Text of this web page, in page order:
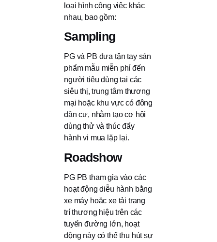
loại hình công việc khác
nhau, bao gồm:
Sampling
PG và PB đưa tận tay sản
phẩm mẫu miễn phí đến
người tiêu dùng tại các
siêu thị, trung tâm thương
mại hoặc khu vực có đông
dân cư, nhằm tạo cơ hội
dùng thử và thúc đẩy
hành vi mua lặp lại.
Roadshow
PG PB tham gia vào các
hoạt động diễu hành bằng
xe máy hoặc xe tải trang
trí thương hiệu trên các
tuyến đường lớn, hoạt
động này có thể thu hút sự